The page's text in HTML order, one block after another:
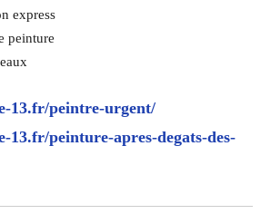
express
peinture
13.fr/peintre-urgent/
13.fr/peinture-apres-degats-des-